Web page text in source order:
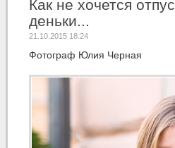
Как не хочется
деньки...
21.10.2015 18:24
Фотограф Юлия Черная